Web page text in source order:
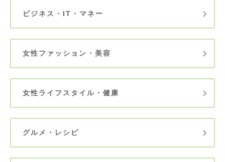
ビジネス・IT・マネー
女性ファッション・美容
女性ライフスタイル・健康
グルメ・レシピ